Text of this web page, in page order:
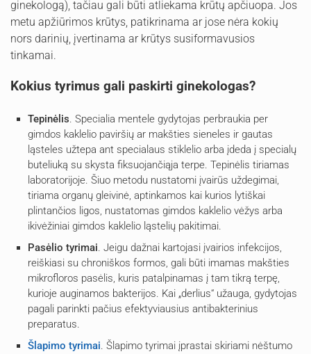
ginekologą), tačiau gali būti atliekama krūtų apčiuopa. Jos
metu apžiūrimos krūtys, patikrinama ar jose nėra kokių
nors darinių, įvertinama ar krūtys susiformavusios
tinkamai.
Kokius tyrimus gali paskirti ginekologas?
Tepinėlis. Specialia mentele gydytojas perbraukia per
gimdos kaklelio paviršių ar makšties sieneles ir gautas
ląsteles užtepa ant specialaus stiklelio arba įdeda į specialų
buteliuką su skysta fiksuojančiąja terpe. Tepinėlis tiriamas
laboratorijoje. Šiuo metodu nustatomi įvairūs uždegimai,
tiriama organų gleivinė, aptinkamos kai kurios lytiškai
plintančios ligos, nustatomas gimdos kaklelio vėžys arba
ikivėžiniai gimdos kaklelio ląstelių pakitimai.
Pasėlio tyrimai. Jeigu dažnai kartojasi įvairios infekcijos,
reiškiasi su chroniškos formos, gali būti imamas makšties
mikrofloros pasėlis, kuris patalpinamas į tam tikrą terpę,
kurioje auginamos bakterijos. Kai „derlius“ užauga, gydytojas
pagali parinkti pačius efektyviausius antibakterinius
preparatus.
Šlapimo tyrimai. Šlapimo tyrimai įprastai skiriami nėštumo